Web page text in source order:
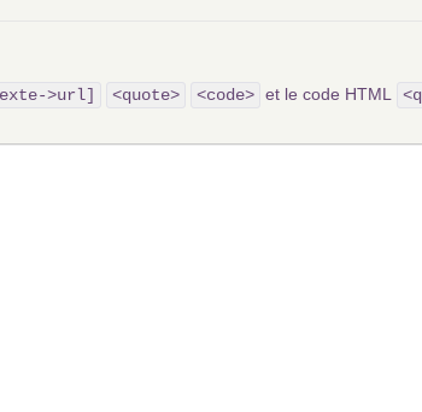
>url] <quote> <code> et le code HTML